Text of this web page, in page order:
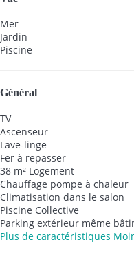
Mer
Jardin
Piscine
Général
TV
Ascenseur
Lave-linge
Fer à repasser
38 m² Logement
Chauffage pompe à chaleur
Climatisation dans le salon
Piscine Collective
Parking extérieur même
Plus de caractéristiques